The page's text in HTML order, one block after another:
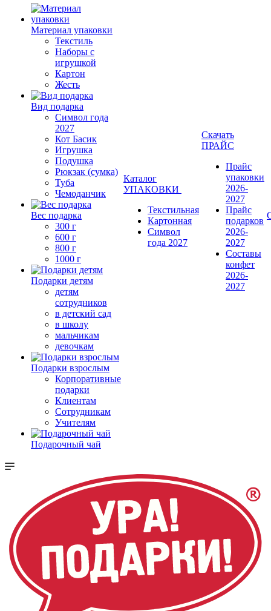
Материал упаковки
Текстиль
Наборы с
игрушкой
Картон
Жесть
Вид подарка
Символ года
2027
Кот Басик
Игрушка
Подушка
Рюкзак (сумка)
Туба
Чемоданчик
Вес подарка
300 г
600 г
800 г
1000 г
Подарки детям
детям
сотрудников
в детский сад
в школу
мальчикам
девочкам
Подарки взрослым
Корпоративные
подарки
Клиентам
Сотрудникам
Учителям
Подарочный чай
Каталог
УПАКОВКИ
Текстильная
Картонная
Символ
года 2027
Скачать
ПРАЙС
Прайс
упаковки
2026-
2027
Прайс
подарков
2026-
2027
Составы
конфет
2026-
2027